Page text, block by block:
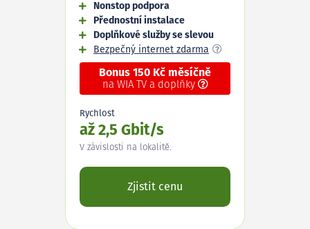
Nonstop podpora
Přednostní instalace
Doplňkové služby se slevou
Bezpečný internet zdarma
Bonus 150 Kč měsíčně
na WIA TV a doplňky
Rychlost
až 2,5 Gbit/s
V závislosti na lokalitě.
Zjistit cenu